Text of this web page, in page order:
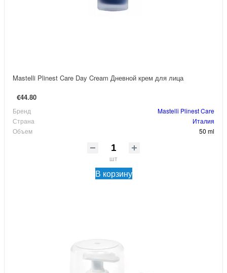
Mastelli Plinest Care Day Cream Дневной крем для лица
€44.80
Бренд
Mastelli Plinest Care
Страна
Италия
Объем
50 ml
шт
В корзину